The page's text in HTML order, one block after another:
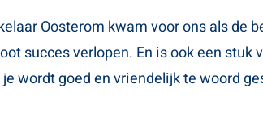
Oosterom kwam voor ons als de
succes verlopen. En is ook een stuk
wordt goed en vriendelijk te woord